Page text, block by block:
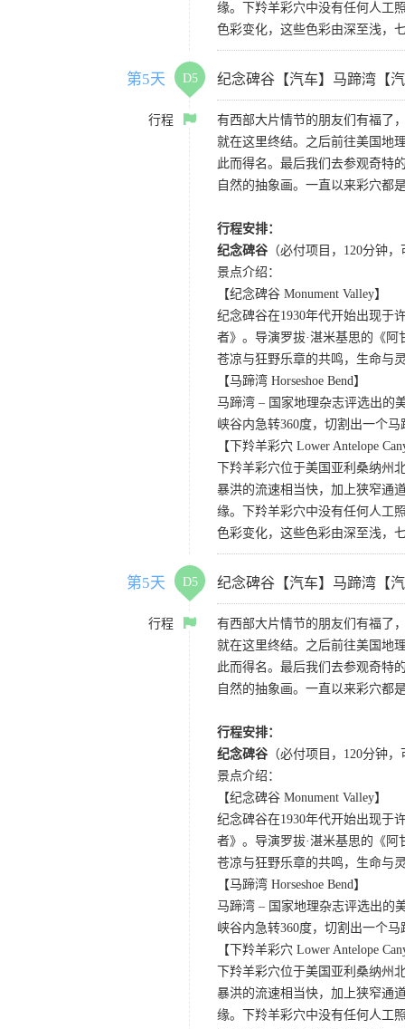
缘。下羚羊彩穴中没有任何人工
色彩变化，这些色彩由深至浅，
第5天 D5 纪念碑谷【汽车】马蹄湾【
行程
有西部大片情节的朋友们有福了
就在这里终结。之后前往美国地
此而得名。最后我们去参观奇特
自然的抽象画。一直以来彩穴都
行程安排：
纪念碑谷 （必付项目，120分钟
景点介绍：
【纪念碑谷 Monument Valley】
纪念碑谷在1930年代开始出现于
者》。导演罗拔·湛米基思的《
苍凉与狂野乐章的共鸣，生命与
【马蹄湾 Horseshoe Bend】
马蹄湾 – 国家地理杂志评选出的
峡谷内急转360度，切割出一个
【下羚羊彩穴 Lower Antelope
下羚羊彩穴位于美国亚利桑纳
暴洪的流速相当快，加上狭窄通
缘。下羚羊彩穴中没有任何人工
色彩变化，这些色彩由深至浅，
第5天 D5 纪念碑谷【汽车】马蹄湾【
行程
有西部大片情节的朋友们有福了
就在这里终结。之后前往美国地
此而得名。最后我们去参观奇特
自然的抽象画。一直以来彩穴都
行程安排：
纪念碑谷 （必付项目，120分钟
景点介绍：
【纪念碑谷 Monument Valley】
纪念碑谷在1930年代开始出现于
者》。导演罗拔·湛米基思的《
苍凉与狂野乐章的共鸣，生命与
【马蹄湾 Horseshoe Bend】
马蹄湾 – 国家地理杂志评选出的
峡谷内急转360度，切割出一个
【下羚羊彩穴 Lower Antelope
下羚羊彩穴位于美国亚利桑纳
暴洪的流速相当快，加上狭窄通
缘。下羚羊彩穴中没有任何人工